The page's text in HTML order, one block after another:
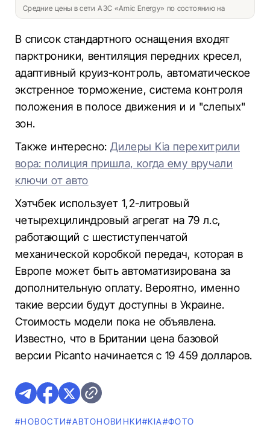
Средние цены в сети АЗС «Amic Energy» по состоянию на
В список стандартного оснащения входят
парктроники, вентиляция передних кресел,
адаптивный круиз-контроль, автоматическое
экстренное торможение, система контроля
положения в полосе движения и и "слепых"
зон.
Также интересно:Дилеры Kia перехитрили
вора: полиция пришла, когда ему вручали
ключи от авто
Хэтчбек использует 1,2-литровый
четырехцилиндровый агрегат на 79 л.с,
работающий с шестиступенчатой
механической коробкой передач, которая в
Европе может быть автоматизирована за
дополнительную оплату. Вероятно, именно
такие версии будут доступны в Украине.
Стоимость модели пока не объявлена.
Известно, что в Британии цена базовой
версии Picanto начинается с 19 459 долларов.
#НОВОСТИ#AВТОНОВИНКИ#KIA#ФОТО